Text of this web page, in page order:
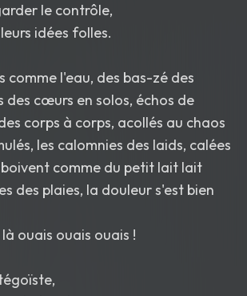
le contrôle,
idées folles.
comme l'eau, des bas-zé des
des cœurs en solos, échos de
corps à corps, acollés au chaos
les calomnies des laids, calées
comme du petit lait lait
des plaies, la douleur s'est bien
ouais ouais ouais !